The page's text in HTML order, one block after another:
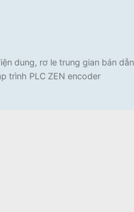
dung, rơ le trung gian bán
trình PLC ZEN encoder